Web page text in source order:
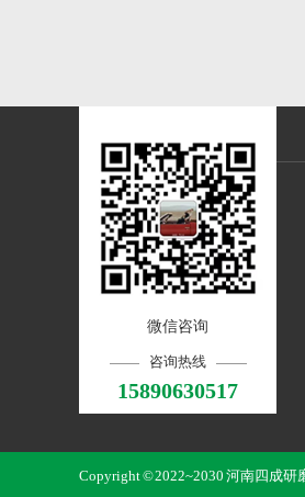
微信咨询
咨询热线
15890630517
Copyright © 2022~2030 河南四成